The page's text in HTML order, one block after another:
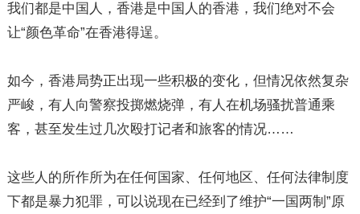
我们都是中国人，香港是中国人的香港，我们绝对不会
让“颜色革命”在香港得逞。
如今，香港局势正出现一些积极的变化，但情况依然复杂
严峻，有人向警察投掷燃烧弹，有人在机场骚扰普通乘
客，甚至发生过几次殴打记者和旅客的情况……
这些人的所作所为在任何国家、任何地区、任何法律制度
下都是暴力犯罪，可以说现在已经到了维护“一国两制”原